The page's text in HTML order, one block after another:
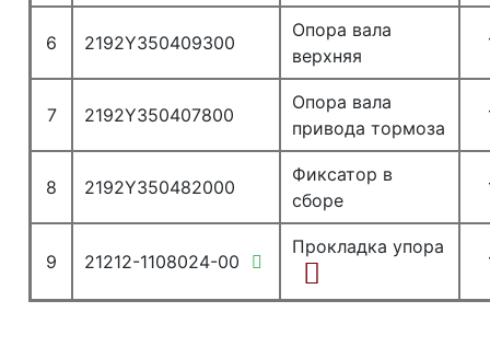
6 2192Y350409300
Опора вала
верхняя
7 2192Y350407800
Опора вала
привода тормоза
8 2192Y350482000
Фиксатор в
сборе
9 21212-1108024-00
Прокладка упора